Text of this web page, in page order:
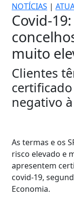
NOTÍCIAS |
Covid-
muito
Clientes
negativo
As termas e os
risco elevado e
apresentem
covid-19,
Economia.